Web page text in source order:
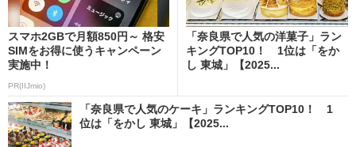
スマホ2GBで月額850円～ 格安
SIMをお得に使うキャンペーン
実施中！
PR(IIJmio)
「奈良県で人気の洋菓子」ラン
キングTOP10！ 1位は「をか
し 東城」【2025...
「奈良県で人気のケーキ」ランキングTOP10！ 1
位は「をかし 東城」【2025...